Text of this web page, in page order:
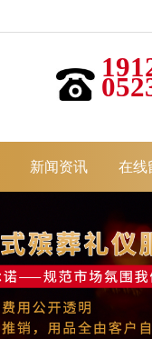
新闻资讯 在线